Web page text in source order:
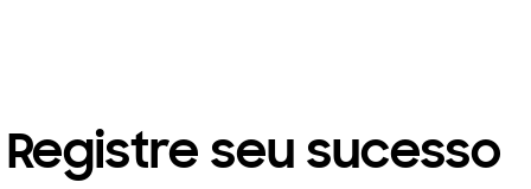
Registre seu sucesso